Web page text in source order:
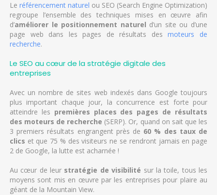
Le référencement naturel ou SEO (Search Engine Optimization)
regroupe l’ensemble des techniques mises en œuvre afin
d’améliorer le positionnement naturel d’un site ou d’une
page web dans les pages de résultats desmoteurs de
recherche.
Le SEO au cœur de la stratégie digitale des
entreprises
Avec un nombre de sites web indexés dans Google toujours
plus important chaque jour, la concurrence est forte pour
atteindre les premières places des pages de résultats
des moteurs de recherche (SERP). Or, quand on sait que les
3 premiers résultats engrangent près de 60 % des taux de
clics et que 75 % des visiteurs ne se rendront jamais en page
2 de Google, la lutte est acharnée !
Au cœur de leur stratégie de visibilité sur la toile, tous les
moyens sont mis en œuvre par les entreprises pour plaire au
géant de la Mountain View.